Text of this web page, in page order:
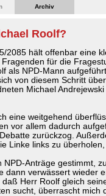
Archiv
Roolf?
2085 hält offenbar eine
für die
als NPD-Mann
von diesem Schritt
Michael
eine weitgehend
vor allem dadurch
zurückzog.
Linke links zu
NPD-Anträge gestimmt,
dann verwässert wieder
Herr Roolf gleich
sucht, überrascht mich